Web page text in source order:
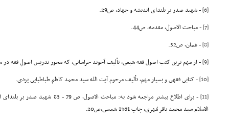
[6] - شهید صدر بر بلنداى اندیشه و جهاد، ص29.
[7] - مباحث الاصول، مقدمه، ص44.
[8] - همان، ص52.
[9] - از مهم ترین کتب اصول فقه شیعى، تألیف آخوند خراسانى، که محور تدریس اصولِ فقه
[10]
- کتابى فقهى و بسیار مهم، تألیف مرحوم آیت الله سید محمد کاظم طباطبایى یزدى.
[11]
الاسلام سید محمد باقر مُهرى، چاپ 1361 شمسى،ص20.